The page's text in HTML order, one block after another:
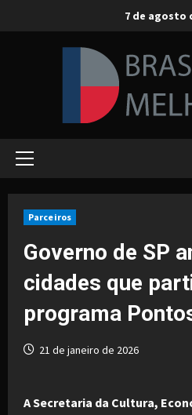
7 de agosto
Primary
Parceiros
Governo de SP
cidades que
programa
21 de janeiro de 2026
A Secretaria da Cultura,